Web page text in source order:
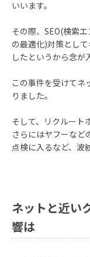
いいます。
その際、SEO(検索
の最適化)対策とし
したというから念が
この事件を受けてネ
りました。
そして、リクルート
さらにはヤフーなど
点検に入るなど、波
ネットと近い
響は